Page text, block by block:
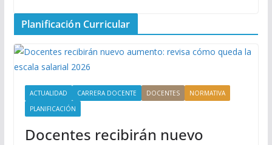
Planificación Curricular
ACTUALIDAD CARRERA DOCENTE DOCENTES
NORMATIVA
PLANIFICACIÓN
Docentes recibirán nuevo